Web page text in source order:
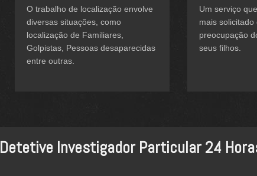
O trabalho de localização envolve
diversas situações, como
localização de Familiares,
Golpistas, Pessoas desaparecidas
entre outras.
Um serviço
mais solicitado
preocupação
seus filhos.
Detetive Investigador Particular 24